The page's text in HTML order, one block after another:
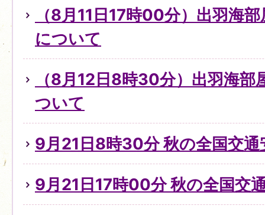
（8月11日17時00分）出羽海
について
（8月12日8時30分）出羽海部
ついて
9月21日8時30分 秋の全国交
9月21日17時00分 秋の全国交